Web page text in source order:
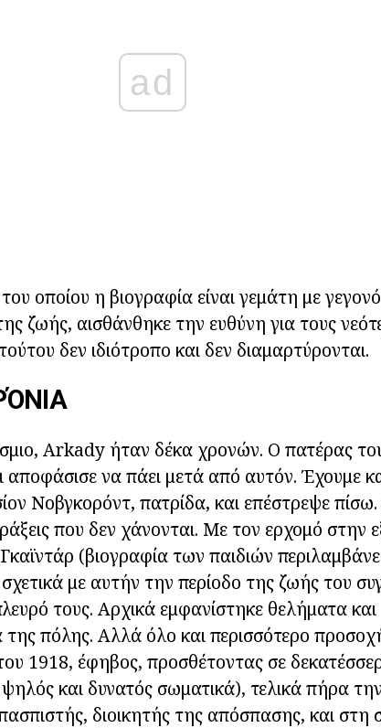
ad
οποίου η βιογραφία είναι γεμάτη με
ζωής, αισθάνθηκε την ευθύνη για τους
δεν ιδιότροπο και δεν διαμαρτύρονται.
Arkady ήταν δέκα χρονών. Ο πατέρας
αποφάσισε να πάει μετά από αυτόν. Έχουμε
Νοβγκορόντ, πατρίδα, και επέστρεψε
που δεν χάνονται. Με τον ερχομό στην
(βιογραφία των παιδιών
με αυτήν την περίοδο της ζωής του
τους. Αρχικά εμφανίστηκε θελήματα και
πόλης. Αλλά όλο και περισσότερο
1918, έφηβος, προσθέτοντας σε
και δυνατός σωματικά), τελικά πήρα
διοικητής της απόσπασης, και στη